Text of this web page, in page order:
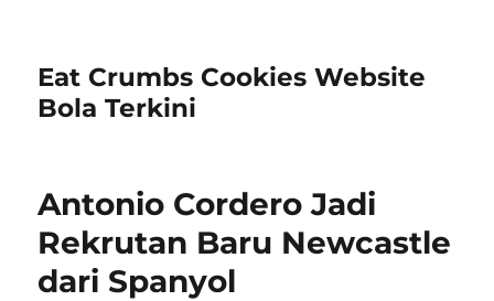
Eat Crumbs Cookies Website
Bola Terkini
Antonio Cordero Jadi
Rekrutan Baru Newcastle
dari Spanyol